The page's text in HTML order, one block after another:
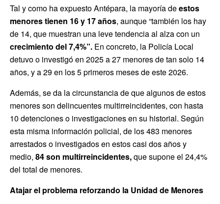
Tal y como ha expuesto Antépara, la mayoría deestos
menores tienen 16 y 17 años, aunque “también los hay
de 14, que muestran una leve tendencia al alza con un
crecimiento del 7,4%”. En concreto, la Policía Local
detuvo o investigó en 2025 a 27 menores de tan solo 14
años, y a 29 en los 5 primeros meses de este 2026.
Además, se da la circunstancia de que algunos de estos
menores son delincuentes multirreincidentes, con hasta
10 detenciones o investigaciones en su historial. Según
esta misma información policial, de los 483 menores
arrestados o investigados en estos casi dos años y
medio, 84 son multirreincidentes,que supone el 24,4%
del total de menores.
Atajar el problema reforzando la Unidad de Menores